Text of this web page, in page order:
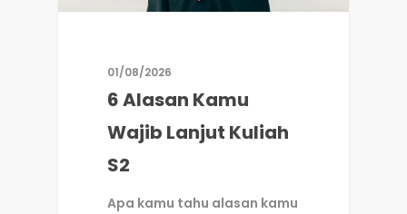
01/08/2026
6 Alasan Kamu
Wajib Lanjut Kuliah
S2
Apa kamu tahu alasan kamu